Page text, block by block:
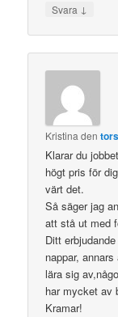
Svara ↓
Kristina den
Klarar du
högt pris för
värt det.
Så säger jag
att stå ut med
Ditt
nappar,
lära sig
har mycket av
Kramar!